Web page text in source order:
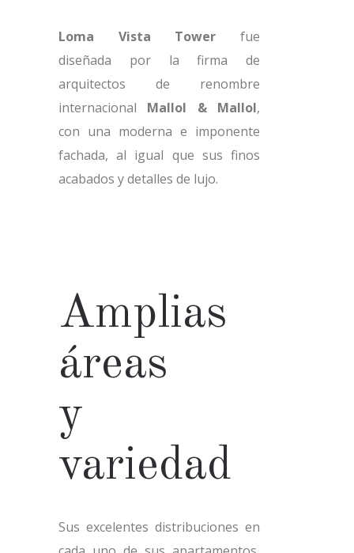
Loma Vista Tower fue
diseñada por la firma de
arquitectos de renombre
internacional Mallol & Mallol,
con una moderna e imponente
fachada, al igual que sus finos
acabados y detalles de lujo.
Amplias
áreas
y
variedad
Sus excelentes distribuciones en